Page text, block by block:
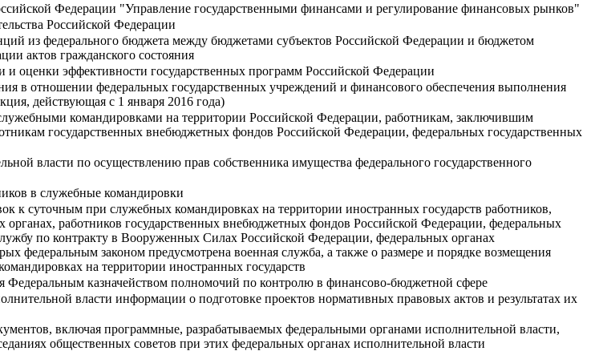
Федерации "Управление государственными финансами и регулирование финансовых рынков"
Российской Федерации
из федерального бюджета между бюджетами субъектов Российской Федерации и бюджетом
актов гражданского состояния
и оценки эффективности государственных программ Российской Федерации
в отношении федеральных государственных учреждений и финансового обеспечения выполнения
действующая с 1 января 2016 года)
командировками на территории Российской Федерации, работникам, заключившим
государственных внебюджетных фондов Российской Федерации, федеральных государственных
власти по осуществлению прав собственника имущества федерального государственного
в служебные командировки
к суточным при служебных командировках на территории иностранных государств работников,
органах, работников государственных внебюджетных фондов Российской Федерации, федеральных
по контракту в Вооруженных Силах Российской Федерации, федеральных органах
федеральным законом предусмотрена военная служба, а также о размере и порядке возмещения
на территории иностранных государств
казначейством полномочий по контролю в финансово-бюджетной сфере
власти информации о подготовке проектов нормативных правовых актов и результатах их
включая программные, разрабатываемых федеральными органами исполнительной власти,
общественных советов при этих федеральных органах исполнительной власти